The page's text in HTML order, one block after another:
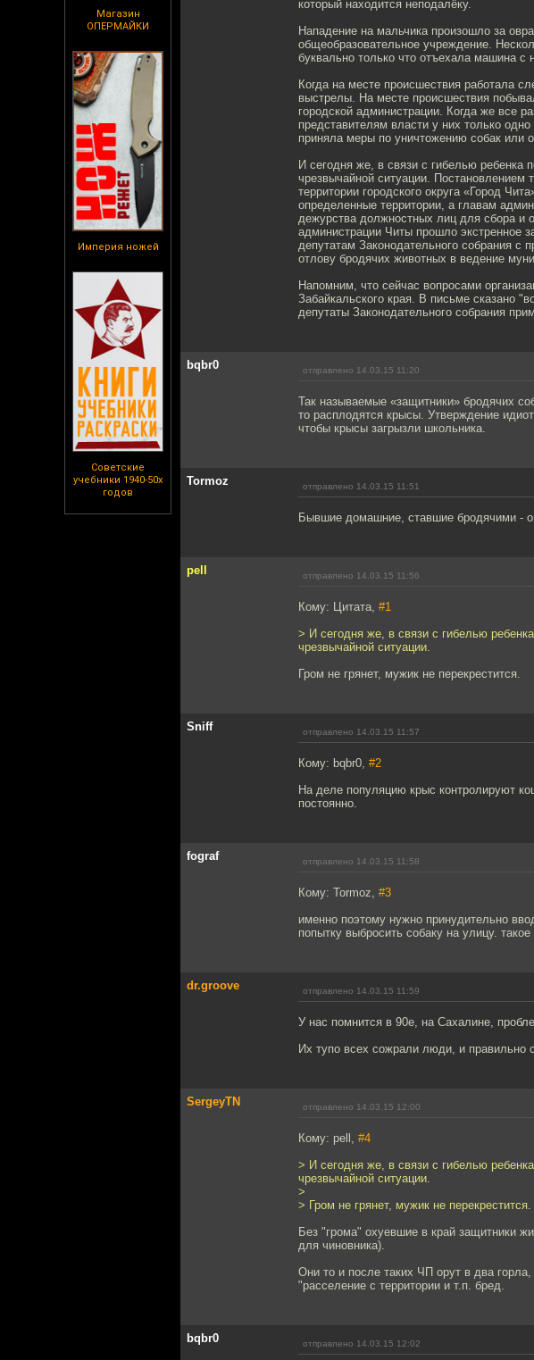
Магазин
ОПЕРМАЙКИ
Империя ножей
Советские
учебники 1940-50х
годов
который находится неподалёку.
Нападение на мальчика произошло за
общеобразовательное учреждение.
буквально только что отъехала машина
Когда на месте происшествия работала
выстрелы. На месте происшествия
городской администрации. Когда же все
представителям власти у них только
приняла меры по уничтожению собак или
И сегодня же, в связи с гибелью ребенка
чрезвычайной ситуации. Постановлением
территории городского округа «Город
определенные территории, а главам
дежурства должностных лиц для сбора и
администрации Читы прошло экстренное
депутатам Законодательного собрания с
отлову бродячих животных в ведение
Напомним, что сейчас вопросами
Забайкальского края. В письме сказано
депутаты Законодательного собрания
bqbr0 отправлено 14.03.15 11:20
Так называемые «защитники» бродячих
то расплодятся крысы. Утверждение
чтобы крысы загрызли школьника.
Tormoz отправлено 14.03.15 11:51
Бывшие домашние, ставшие бродячими -
pell отправлено 14.03.15 11:56
Кому: Цитата, #1
> И сегодня же, в связи с гибелью
чрезвычайной ситуации.
Гром не грянет, мужик не перекрестится.
Sniff отправлено 14.03.15 11:57
Кому: bqbr0, #2
На деле популяцию крыс контролируют
постоянно.
fograf отправлено 14.03.15 11:58
Кому: Tormoz, #3
именно поэтому нужно принудительно
попытку выбросить собаку на улицу.
dr.groove отправлено 14.03.15 11:59
У нас помнится в 90е, на Сахалине,
Их тупо всех сожрали люди, и правильно
SergeyTN отправлено 14.03.15 12:00
Кому: pell, #4
> И сегодня же, в связи с гибелью
чрезвычайной ситуации.
>
> Гром не грянет, мужик не перекрестится.
Без "грома" охуевшие в край защитники
для чиновника).
Они то и после таких ЧП орут в два
"расселение с территории и т.п. бред.
bqbr0 отправлено 14.03.15 12:02